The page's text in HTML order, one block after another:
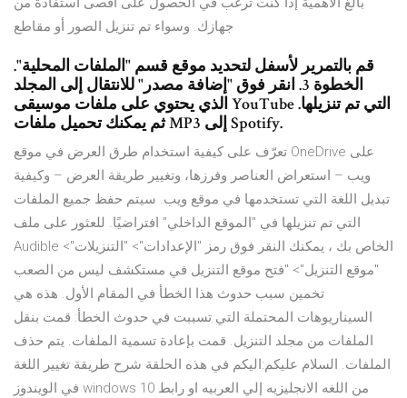
جهازك. وسواء تم تنزيل الصور أو مقاطع
قم بالتمرير لأسفل لتحديد موقع قسم "الملفات المحلية".
الخطوة 3. انقر فوق "إضافة مصدر" للانتقال إلى المجلد
الذي يحتوي على ملفات موسيقى YouTube التي تم تنزيلها.
ثم يمكنك تحميل ملفات MP3 إلى Spotify.
تعرّف على كيفية استخدام طرق العرض في موقع OneDrive على
ويب – استعراض العناصر وفرزها، وتغيير طريقة العرض – وكيفية
تبديل اللغة التي تستخدمها في موقع ويب. سيتم حفظ جميع الملفات
التي تم تنزيلها في "الموقع الداخلي" افتراضيًا. للعثور على ملف
Audible الخاص بك ، يمكنك النقر فوق رمز "الإعدادات"> "التنزيلات">
"موقع التنزيل"> "فتح موقع التنزيل في مستكشف ليس من الصعب
تخمين سبب حدوث هذا الخطأ في المقام الأول. هذه هي
السيناريوهات المحتملة التي تسببت في حدوث الخطأ: قمت بنقل
الملفات من مجلد التنزيل. قمت بإعادة تسمية الملفات. يتم حذف
الملفات. السلام عليكم:اليكم في هذه الحلقة شرح طريقة تغيير اللغة
في الويندوز windows 10 من اللغه الانجليزيه إلي العربيه او رابط